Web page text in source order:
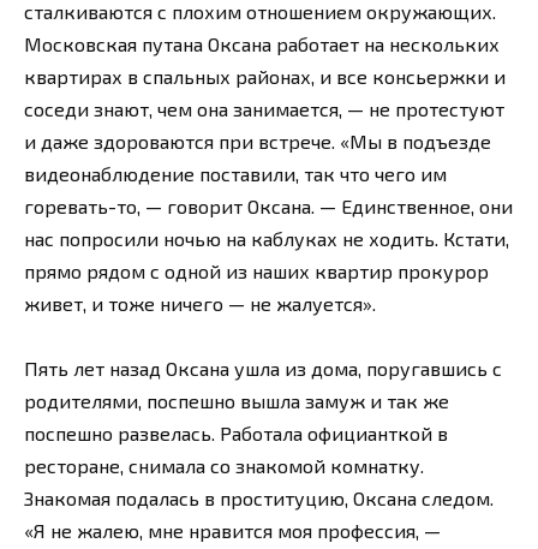
сталкиваются с плохим отношением окружающих.
Московская путана Оксана работает на нескольких
квартирах в спальных районах, и все консьержки и
соседи знают, чем она занимается, — не протестуют
и даже здороваются при встрече. «Мы в подъезде
видеонаблюдение поставили, так что чего им
горевать-то, — говорит Оксана. — Единственное, они
нас попросили ночью на каблуках не ходить. Кстати,
прямо рядом с одной из наших квартир прокурор
живет, и тоже ничего — не жалуется».
Пять лет назад Оксана ушла из дома, поругавшись с
родителями, поспешно вышла замуж и так же
поспешно развелась. Работала официанткой в
ресторане, снимала со знакомой комнатку.
Знакомая подалась в проституцию, Оксана следом.
«Я не жалею, мне нравится моя профессия, —